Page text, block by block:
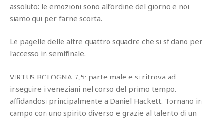
assoluto: le emozioni sono all’ordine del giorno e noi
siamo qui per farne scorta.
Le pagelle delle altre quattro squadre che si sfidano per
l’accesso in semifinale.
VIRTUS BOLOGNA 7,5: parte male e si ritrova ad
inseguire i veneziani nel corso del primo tempo,
affidandosi principalmente a Daniel Hackett. Tornano in
campo con uno spirito diverso e grazie al talento di un